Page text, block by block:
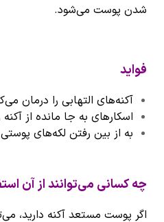
شدن پوست می‌شود.
فواید
آکنه‌های التهابی را درمان
اسکارهای به جا مانده از
به از بین رفتن لکه‌های
چه کسانی می‌توانند از آن
اگر پوست مستعد آکنه دارید،